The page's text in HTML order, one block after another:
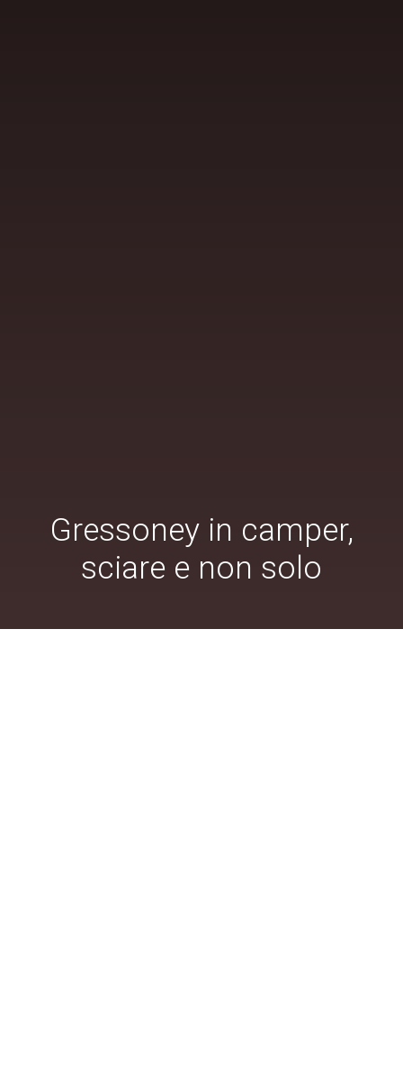
Gressoney in camper,
sciare e non solo